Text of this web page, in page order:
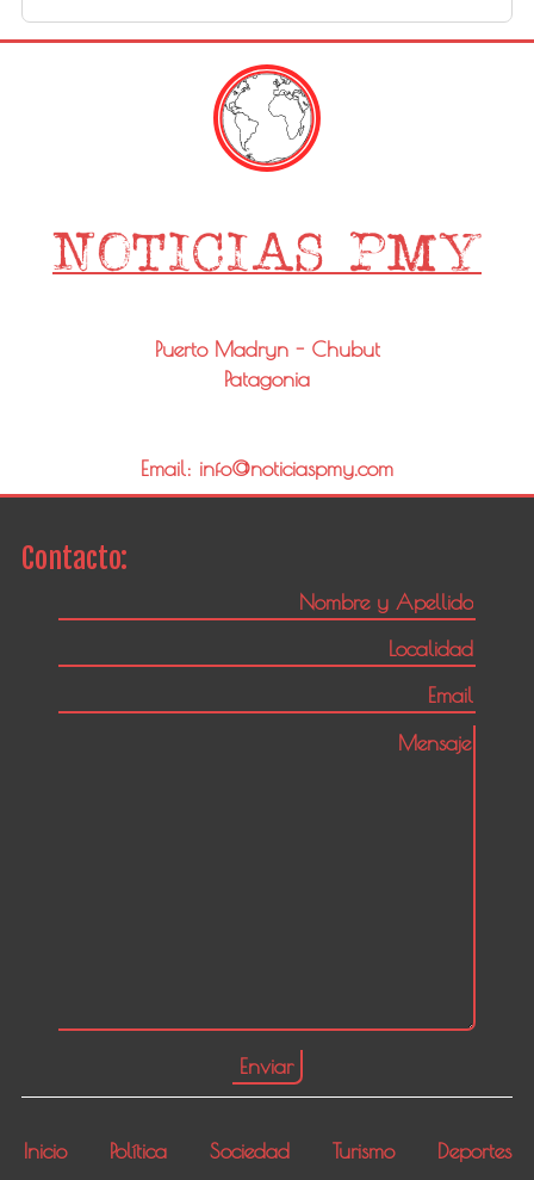
Puerto Madryn - Chubut
Patagonia
Email: info@noticiaspmy.com
Contacto:
Inicio Política Sociedad Turismo Deportes